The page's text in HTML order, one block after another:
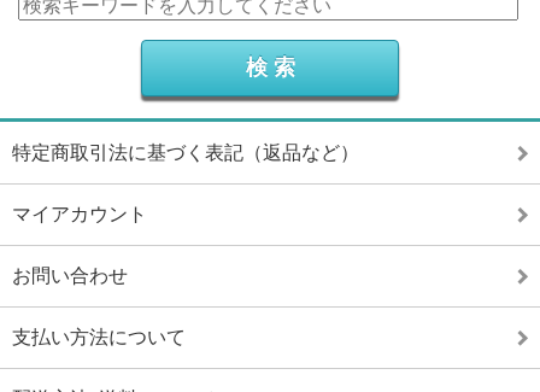
特定商取引法に基づく表記（返品など）
マイアカウント
お問い合わせ
支払い方法について